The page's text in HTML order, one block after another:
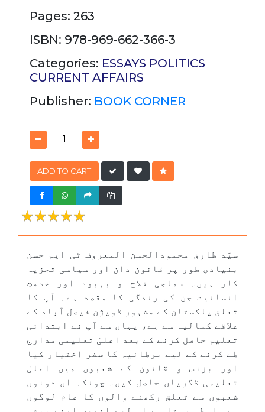
Pages: 263
ISBN: 978-969-662-366-3
Categories: ESSAYS POLITICS
CURRENT AFFAIRS
Publisher: BOOK CORNER
ADD TO CART
★★★★★
★★★★★
سیّد طارق محمودالحسن المعروف ٹی ایم حسن
بنیادی طور پر قانون دان اور سیاسی تجزیہ
کار ہیں۔ سماجی فلاح و بہبود اور خدمتِ
انسانیت جن کی زندگی کا مقصد ہے۔ آپ کا
تعلق پاکستان کے مشہور ڈویژن فیصل آباد کے
علاقے کمالیہ سے ہے، یہاں سے آپ نے ابتدائی
تعلیم حاصل کرنے کے بعد اعلیٰ تعلیمی مدارج
طے کرنے کے لیے برطانیہ کا سفر اختیار کیا
اور بزنس و قانون کے شعبوں میں اعلیٰ
تعلیمی ڈگریاں حاصل کیں۔ چونکہ ان دونوں
شعبوں سے تعلق رکھنے والوں کا عام لوگوں